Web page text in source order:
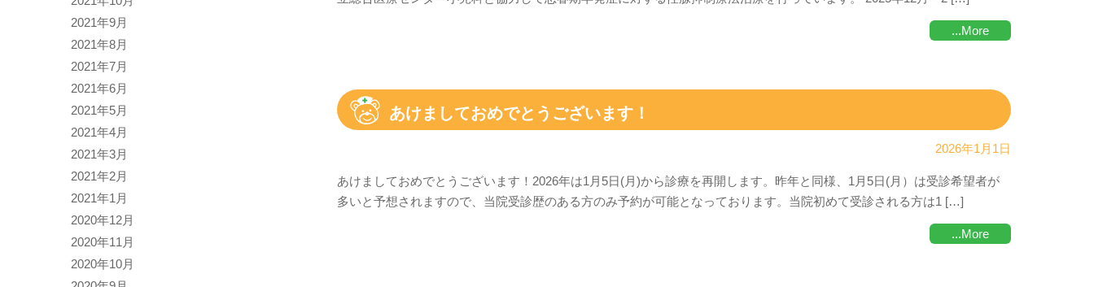
...More
あけましておめでとうございます！
2026年1月1日
あけましておめでとうございます！2026年は1月5日(月)から診療を再開します。昨年と同様、1月5日(月）は受診希望者が
多いと予想されますので、当院受診歴のある方のみ予約が可能となっております。当院初めて受診される方は1 […]
...More
2021年9月
2021年8月
2021年7月
2021年6月
2021年5月
2021年4月
2021年3月
2021年2月
2021年1月
2020年12月
2020年11月
2020年10月